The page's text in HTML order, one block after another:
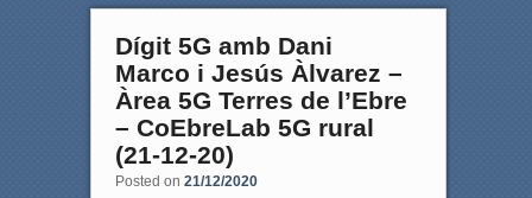
Dígit 5G amb Dani
Marco i Jesús Àlvarez –
Àrea 5G Terres de l’Ebre
– CoEbreLab 5G rural
(21-12-20)
Posted on 21/12/2020